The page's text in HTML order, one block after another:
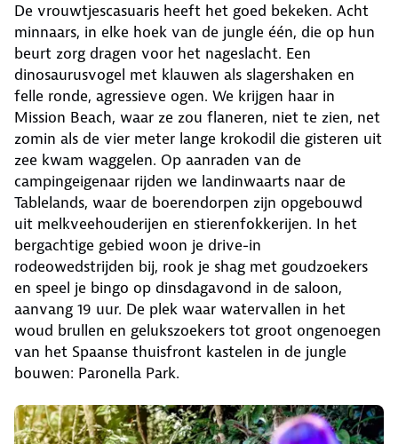
De vrouwtjescasuaris heeft het goed bekeken. Acht
minnaars, in elke hoek van de jungle één, die op hun
beurt zorg dragen voor het nageslacht. Een
dinosaurusvogel met klauwen als slagershaken en
felle ronde, agressieve ogen. We krijgen haar in
Mission Beach, waar ze zou flaneren, niet te zien, net
zomin als de vier meter lange krokodil die gisteren uit
zee kwam waggelen. Op aanraden van de
campingeigenaar rijden we landinwaarts naar de
Tablelands, waar de boerendorpen zijn opgebouwd
uit melkveehouderijen en stierenfokkerijen. In het
bergachtige gebied woon je drive-in
rodeowedstrijden bij, rook je shag met goudzoekers
en speel je bingo op dinsdagavond in de saloon,
aanvang 19 uur. De plek waar watervallen in het
woud brullen en gelukszoekers tot groot ongenoegen
van het Spaanse thuisfront kastelen in de jungle
bouwen: Paronella Park.